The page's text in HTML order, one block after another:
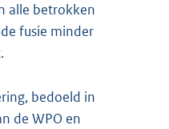
alle betrokken
fusie minder
bedoeld in
de WPO en